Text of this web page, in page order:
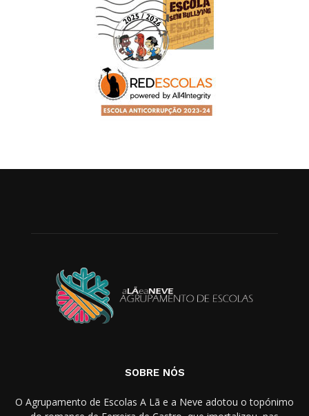
SOBRE NÓS
O Agrupamento de Escolas A Lã e a Neve adotou o topónimo